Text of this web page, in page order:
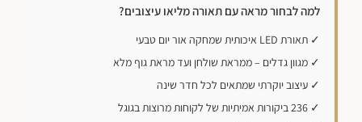
למה לבחור מראה עם תאורה מליאו עיצובים?
✓ תאורת LED איכותית שמחקה אור יום טבעי
✓ מגוון גדלים – ממראת שולחן ועד מראת גוף מלא
✓ עיצוב יוקרתי שמתאים לכל חדר שינה
✓ 236 ביקורות אמיתיות של לקוחות מרוצות בגוגל